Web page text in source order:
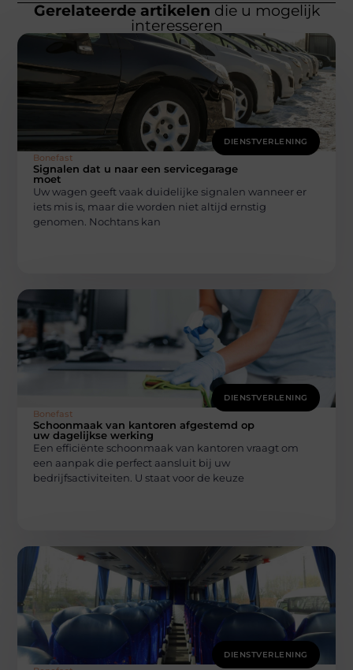
Gerelateerde artikelen die u mogelijk
interesseren
DIENSTVERLENING
Bonefast
Signalen dat u naar een servicegarage
moet
Uw wagen geeft vaak duidelijke signalen wanneer er
iets mis is, maar die worden niet altijd ernstig
genomen. Nochtans kan
DIENSTVERLENING
Bonefast
Schoonmaak van kantoren afgestemd op
uw dagelijkse werking
Een efficiënte schoonmaak van kantoren vraagt om
een aanpak die perfect aansluit bij uw
bedrijfsactiviteiten. U staat voor de keuze
DIENSTVERLENING